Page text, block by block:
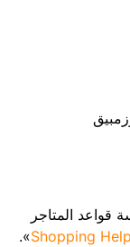
المتاجر
Shopping Help
».